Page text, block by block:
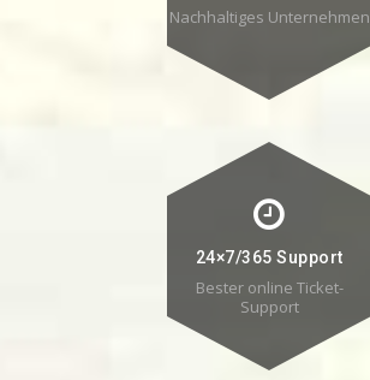
Nachhaltiges Unternehmen
24×7/365 Support
Bester online Ticket-
Support